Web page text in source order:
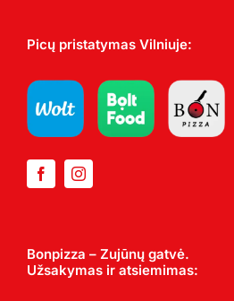
Picų pristatymas Vilniuje:
Bonpizza – Zujūnų gatvė.
Užsakymas ir atsiemimas: